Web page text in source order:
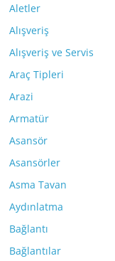
Aletler
Alışveriş
Alışveriş ve Servis
Araç Tipleri
Arazi
Armatür
Asansör
Asansörler
Asma Tavan
Aydınlatma
Bağlantı
Bağlantılar